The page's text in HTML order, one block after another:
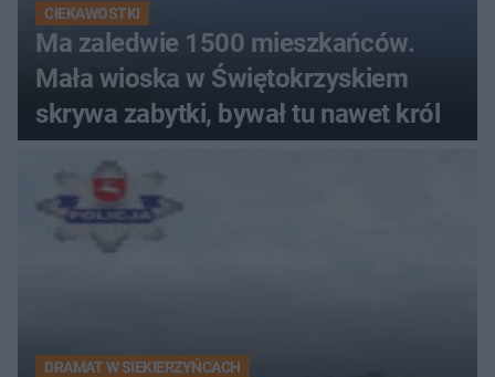
CIEKAWOSTKI
Ma zaledwie 1500 mieszkańców.
Mała wioska w Świętokrzyskiem
skrywa zabytki, bywał tu nawet król
DRAMAT W SIEKIERZYŃCACH